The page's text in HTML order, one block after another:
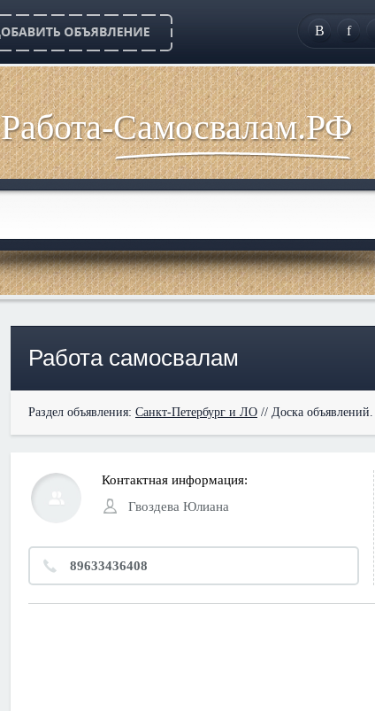
B f
Работа-Самосвалам.РФ
Работа самосвалам
Раздел объявления: Санкт-Петербург и ЛО // Доска объявлений.
Контактная информация:
Гвоздева Юлиана
89633436408